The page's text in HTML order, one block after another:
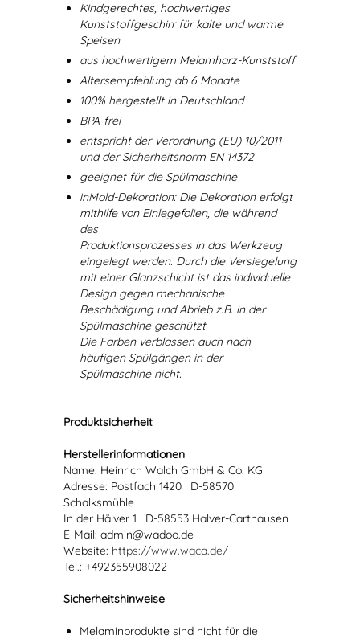
Kindgerechtes, hochwertiges
Kunststoffgeschirr für kalte und warme
Speisen
aus hochwertigem Melamharz-Kunststoff
Altersempfehlung ab 6 Monate
100% hergestellt in Deutschland
BPA-frei
entspricht der Verordnung (EU) 10/2011
und der Sicherheitsnorm EN 14372
geeignet für die Spülmaschine
inMold-Dekoration: Die Dekoration erfolgt
mithilfe von Einlegefolien, die während
des
Produktionsprozesses in das Werkzeug
eingelegt werden. Durch die Versiegelung
mit einer Glanzschicht ist das individuelle
Design gegen mechanische
Beschädigung und Abrieb z.B. in der
Spülmaschine geschützt.
Die Farben verblassen auch nach
häufigen Spülgängen in der
Spülmaschine nicht.
Produktsicherheit
Herstellerinformationen
Name: Heinrich Walch GmbH & Co. KG
Adresse: Postfach 1420 | D-58570
Schalksmühle
In der Hälver 1 | D-58553 Halver-Carthausen
E-Mail: admin@wadoo.de
Website: https://www.waca.de/
Tel.: +492355908022
Sicherheitshinweise
Melaminprodukte sind nicht für die